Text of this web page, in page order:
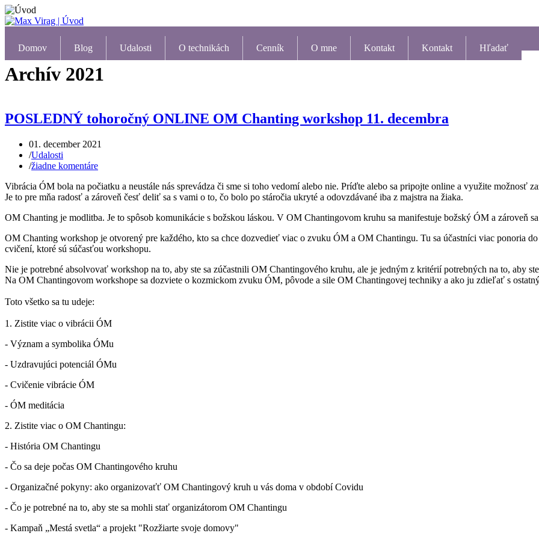
Domov Blog Udalosti O technikách Cenník O mne Kontakt Kontakt Hľadať
Archív 2021
POSLEDNÝ tohoročný ONLINE OM Chanting workshop 11. decembra
01. december 2021
/Udalosti
/žiadne komentáre
Vibrácia ÓM bola na počiatku a neustále nás sprevádza či sme si toho vedomí alebo nie. Príďte alebo sa pripojte online a využite možnosť
Je to pre mňa radosť a zároveň česť deliť sa s vami o to, čo bolo po stáročia ukryté a odovzdávané iba z majstra na žiaka.
OM Chanting je modlitba. Je to spôsob komunikácie s božskou láskou. V OM Chantingovom kruhu sa manifestuje božský ÓM a zároveň
OM Chanting workshop je otvorený pre každého, kto sa chce dozvedieť viac o zvuku ÓM a OM Chantingu. Tu sa účastníci viac ponoria
cvičení, ktoré sú súčasťou workshopu.
Nie je potrebné absolvovať workshop na to, aby ste sa zúčastnili OM Chantingového kruhu, ale je jedným z kritérií potrebných na to, aby
Na OM Chantingovom workshope sa dozviete o kozmickom zvuku ÓM, pôvode a sile OM Chantingovej techniky a ako ju zdieľať s
Toto všetko sa tu udeje:
1. Zistite viac o vibrácii ÓM
- Význam a symbolika ÓMu
- Uzdravujúci potenciál ÓMu
- Cvičenie vibrácie ÓM
- ÓM meditácia
2. Zistite viac o OM Chantingu:
- História OM Chantingu
- Čo sa deje počas OM Chantingového kruhu
- Organizačné pokyny: ako organizovaťť OM Chantingový kruh u vás doma v období Covidu
- Čo je potrebné na to, aby ste sa mohli stať organizátorom OM Chantingu
- Kampaň „Mestá svetla“ a projekt "Rozžiarte svoje domovy"